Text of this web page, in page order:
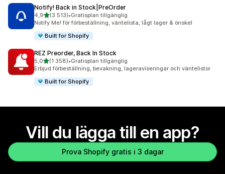
Notify! Back in Stock|PreOrder
4,9av 5 stjärnor
(3 513)
3513 recensioner totalt
•Gratisplan tillgänglig
Notify Me! för förbeställning, väntelista, lågt lager & önskel
Built for Shopify
REZ Preorder, Back In Stock
5,0av 5 stjärnor
(1 358)
1358 recensioner totalt
•Gratisplan tillgänglig
Erbjud förbeställning, bevakning, lageraviseringar och väntelistor
Built for Shopify
Vill du lägga till en app?
Prova Shopify gratis i 3 dagar